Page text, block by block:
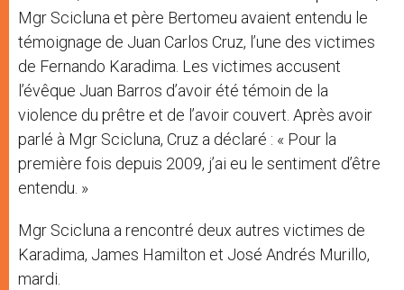
Mgr Scicluna et père Bertomeu avaient entendu le
témoignage de Juan Carlos Cruz, l’une des victimes
de Fernando Karadima. Les victimes accusent
l’évêque Juan Barros d’avoir été témoin de la
violence du prêtre et de l’avoir couvert. Après avoir
parlé à Mgr Scicluna, Cruz a déclaré : « Pour la
première fois depuis 2009, j’ai eu le sentiment d’être
entendu. »
Mgr Scicluna a rencontré deux autres victimes de
Karadima, James Hamilton et José Andrés Murillo,
mardi.